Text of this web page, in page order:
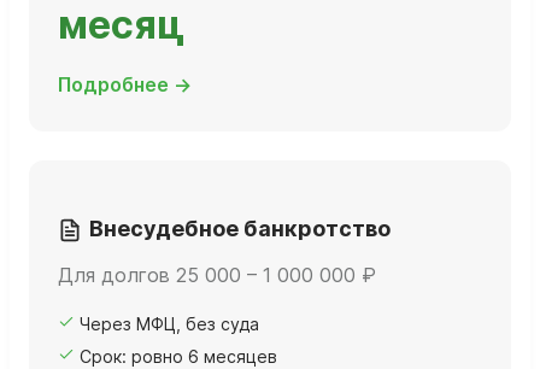
месяц
Подробнее →
Внесудебное банкротство
Для долгов 25 000 – 1 000 000 ₽
Через МФЦ, без суда
Срок: ровно 6 месяцев